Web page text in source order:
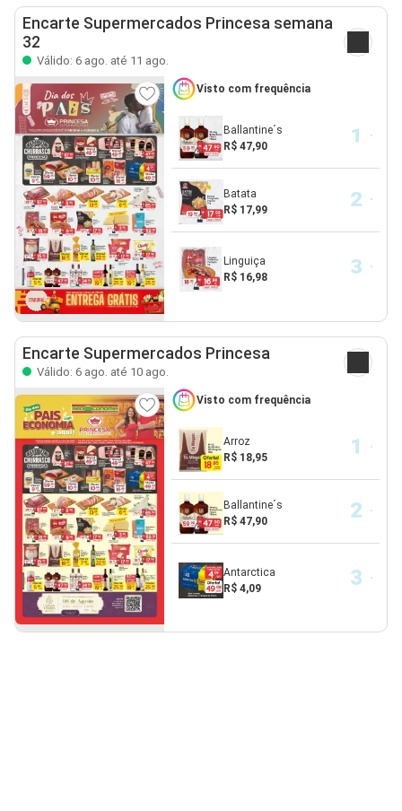
Encarte Supermercados Princesa semana
32
Válido: 6 ago. até 11 ago.
Visto com frequência
Ballantine´s
R$ 47,90
Batata
R$ 17,99
Linguiça
R$ 16,98
Encarte Supermercados Princesa
Válido: 6 ago. até 10 ago.
Visto com frequência
Arroz
R$ 18,95
Ballantine´s
R$ 47,90
Antarctica
R$ 4,09